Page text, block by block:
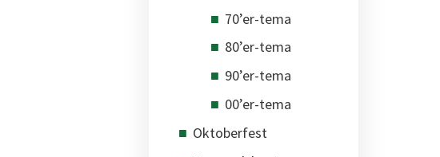
70’er-tema
80’er-tema
90’er-tema
00’er-tema
Oktoberfest